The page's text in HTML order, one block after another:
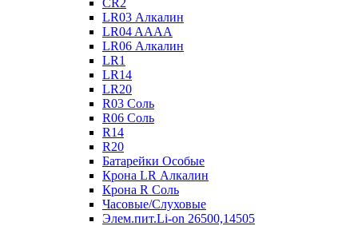
CR2
LR03 Алкалин
LR04 AAAA
LR06 Алкалин
LR1
LR14
LR20
R03 Соль
R06 Соль
R14
R20
Батарейки Особые
Крона LR Алкалин
Крона R Соль
Часовые/Слуховые
Элем.пит.Li-on 26500,14505